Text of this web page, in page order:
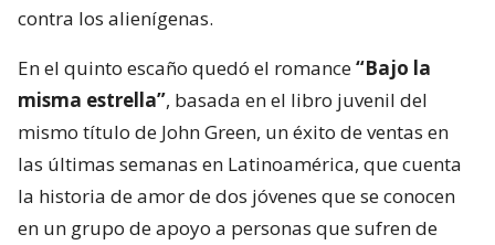
contra los alienígenas.
En el quinto escaño quedó el romance“Bajo la
misma estrella”, basada en el libro juvenil del
mismo título de John Green, un éxito de ventas en
las últimas semanas en Latinoamérica, que cuenta
la historia de amor de dos jóvenes que se conocen
en un grupo de apoyo a personas que sufren de